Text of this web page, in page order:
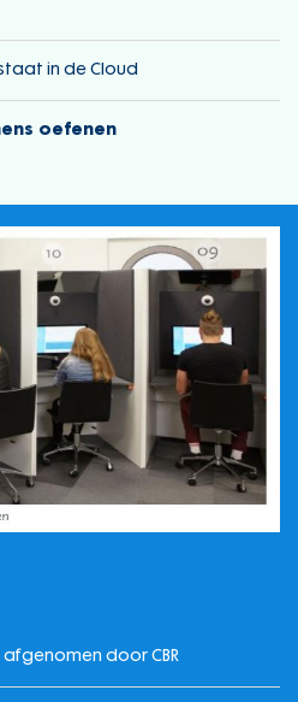
in de Cloud
oefenen
door CBR